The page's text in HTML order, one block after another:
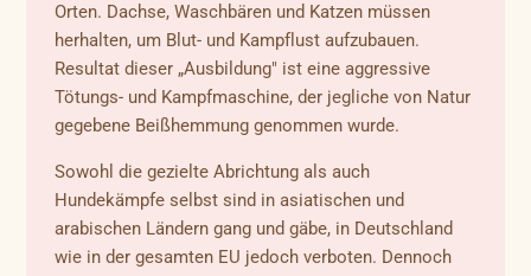
Orten. Dachse, Waschbären und Katzen müssen
herhalten, um Blut- und Kampflust aufzubauen.
Resultat dieser „Ausbildung" ist eine aggressive
Tötungs- und Kampfmaschine, der jegliche von Natur
gegebene Beißhemmung genommen wurde.
Sowohl die gezielte Abrichtung als auch
Hundekämpfe selbst sind in asiatischen und
arabischen Ländern gang und gäbe, in Deutschland
wie in der gesamten EU jedoch verboten. Dennoch